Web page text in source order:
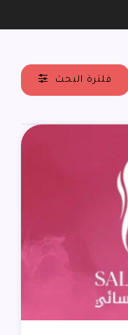
فلترة البحث